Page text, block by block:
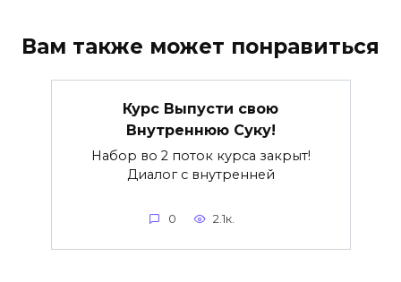
Вам также может понравиться
Курс Выпусти свою
Внутреннюю Суку!
Набор во 2 поток курса закрыт!
Диалог с внутренней
0 2.1к.